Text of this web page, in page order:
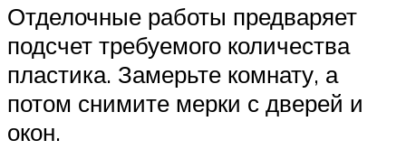
Отделочные работы предваряет
подсчет требуемого количества
пластика. Замерьте комнату, а
потом снимите мерки с дверей и
окон.